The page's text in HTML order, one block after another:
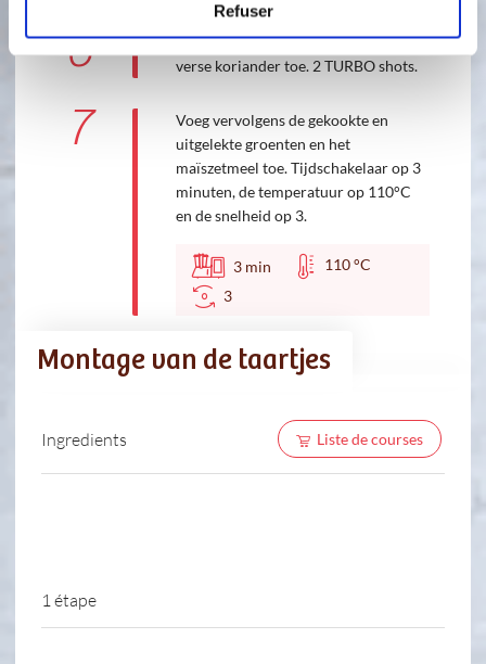
Refuser
6
Voeg de gemalen koriander en de
verse koriander toe. 2 TURBO shots.
7
Voeg vervolgens de gekookte en
uitgelekte groenten en het
maïszetmeel toe. Tijdschakelaar op 3
minuten, de temperatuur op 110°C
en de snelheid op 3.
3 min
110 °C
3
Montage van de taartjes
Ingredients Liste de courses
1 étape